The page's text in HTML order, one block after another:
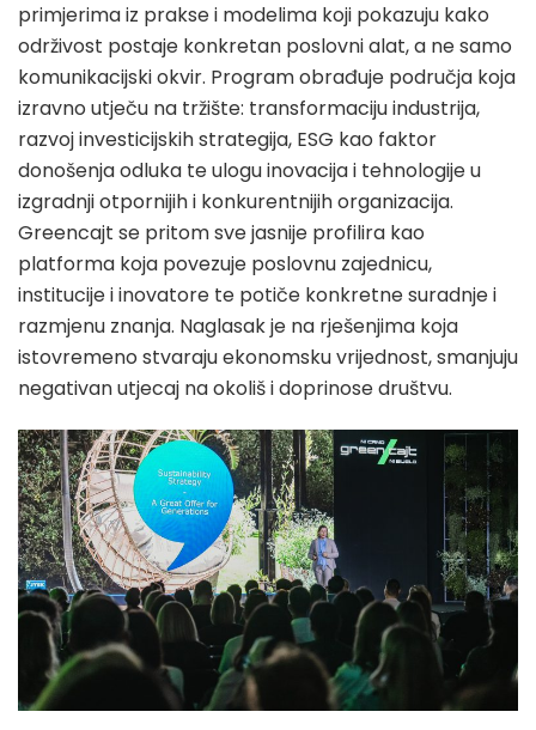
primjerima iz prakse i modelima koji pokazuju kako
održivost postaje konkretan poslovni alat, a ne samo
komunikacijski okvir. Program obrađuje područja koja
izravno utječu na tržište: transformaciju industrija,
razvoj investicijskih strategija, ESG kao faktor
donošenja odluka te ulogu inovacija i tehnologije u
izgradnji otpornijih i konkurentnijih organizacija.
Greencajt se pritom sve jasnije profilira kao
platforma koja povezuje poslovnu zajednicu,
institucije i inovatore te potiče konkretne suradnje i
razmjenu znanja. Naglasak je na rješenjima koja
istovremeno stvaraju ekonomsku vrijednost, smanjuju
negativan utjecaj na okoliš i doprinose društvu.